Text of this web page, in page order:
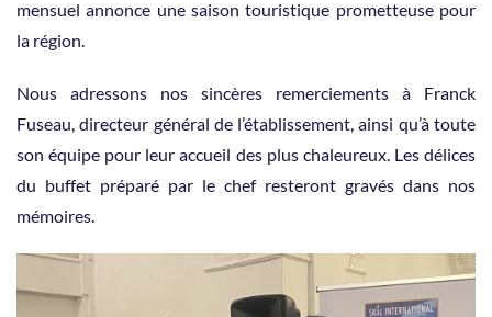
mensuel annonce une saison touristique prometteuse pour
la région.
Nous adressons nos sincères remerciements à Franck
Fuseau, directeur général de l’établissement, ainsi qu’à toute
son équipe pour leur accueil des plus chaleureux. Les délices
du buffet préparé par le chef resteront gravés dans nos
mémoires.